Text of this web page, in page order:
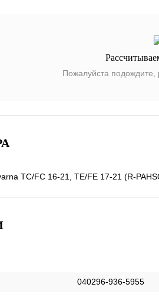
Пожалуйста подождите,
TC/FC 16-21, TE/FE 17-21 (R-
040296-936-5955